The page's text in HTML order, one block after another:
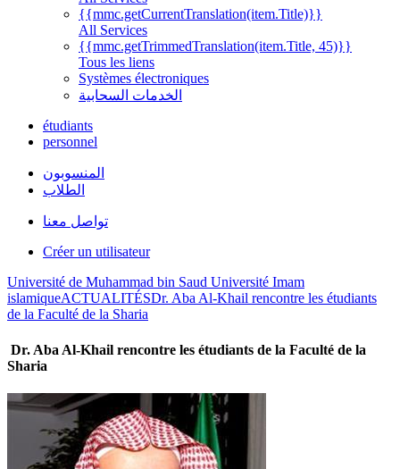
{{mmc.getCurrentTranslation(item.Title)}}
All Services
{{mmc.getTrimmedTranslation(item.Title, 45)}}
Tous les liens
Systèmes électroniques
الخدمات السحابية
étudiants
personnel
المنسوبون
الطلاب
تواصل معنا
Créer un utilisateur
Université de Muhammad bin Saud Université Imam
islamiqueACTUALITÉSDr. Aba Al-Khail rencontre les étudiants
de la Faculté de la Sharia
Dr. Aba Al-Khail rencontre les étudiants de la Faculté de la
Sharia